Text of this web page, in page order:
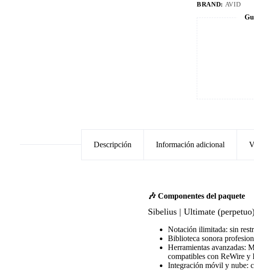
BRAND: AVID
Descripción Información adicional
🎶 Componentes del paquete
Sibelius | Ultimate
Notación ilimitada: sin
Biblioteca sonora
Herramientas avanzadas:
compatibles con ReWire y
Integración móvil y nube: